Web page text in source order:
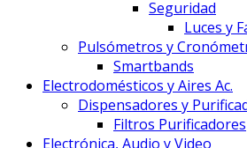
Seguridad
Luces y
Pulsómetros y
Smartbands
Electrodomésticos y Aires Ac.
Dispensadores y
Filtros Purificadores
Electrónica, Audio y Video